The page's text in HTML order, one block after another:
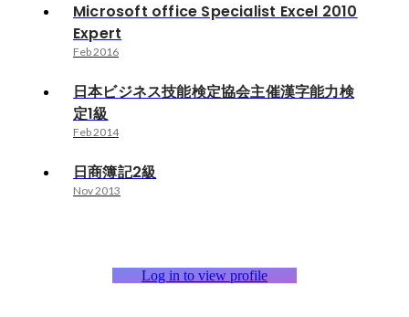
Microsoft office Specialist Excel 2010
Expert
Feb 2016
日本ビジネス技能検定協会主催漢字能力検
定1級
Feb 2014
日商簿記2級
Nov 2013
Log in to view profile